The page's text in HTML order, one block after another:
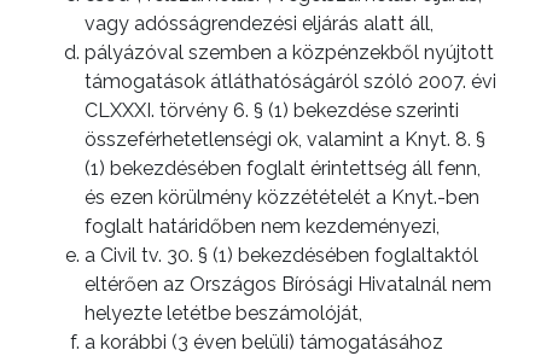
vagy adósságrendezési eljárás alatt áll,
pályázóval szemben a közpénzekből nyújtott
támogatások átláthatóságáról szóló 2007. évi
CLXXXI. törvény 6. § (1) bekezdése szerinti
összeférhetetlenségi ok, valamint a Knyt. 8. §
(1) bekezdésében foglalt érintettség áll fenn,
és ezen körülmény közzétételét a Knyt.-ben
foglalt határidőben nem kezdeményezi,
a Civil tv. 30. § (1) bekezdésében foglaltaktól
eltérően az Országos Bírósági Hivatalnál nem
helyezte letétbe beszámolóját,
a korábbi (3 éven belüli) támogatásához